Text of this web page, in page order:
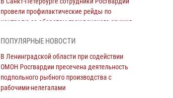
провели профилактические рейды по
контролю за оборотом гражданского оружия
В Красносельском районе наряд Росгвардии
задержал правонарушителя, угрожавшего 17-
летнему подростку травматическим оружием
06 августа 2026, 13:39
ПОПУЛЯРНЫЕ НОВОСТИ
В Ленинградской области при содействии
ОМОН Росгвардии пресечена деятельность
подпольного рыбного производства с
рабочими-нелегалами